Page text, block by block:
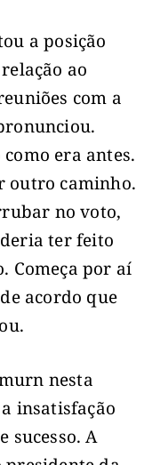
a posição
ao
com a
era antes.
outro caminho.
no voto,
ter feito
Começa por aí
acordo que
nesta
insatisfação
sucesso. A